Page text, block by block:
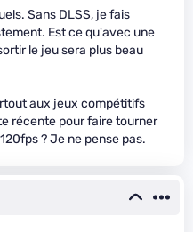
Sans DLSS, je fais
Est ce qu'avec une
le jeu sera plus beau
aux jeux compétitifs
récente pour faire tourner
? Je ne pense pas.